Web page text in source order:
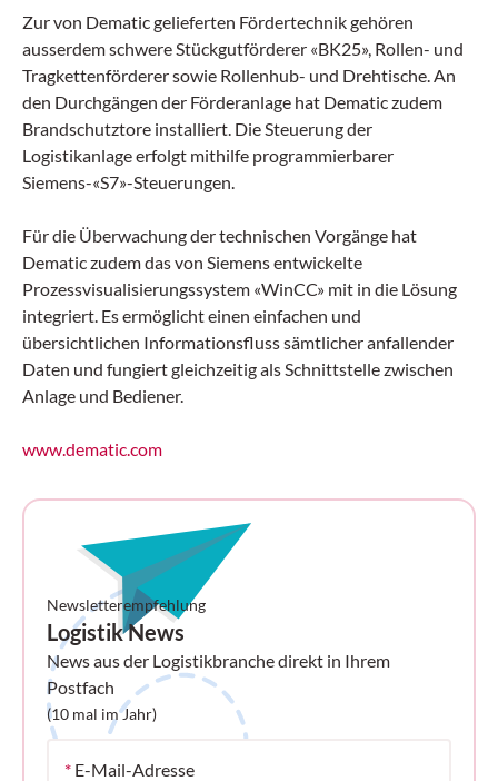
Zur von Dematic gelieferten Fördertechnik gehören
ausserdem schwere Stückgutförderer «BK25», Rollen- und
Tragkettenförderer sowie Rollenhub- und Drehtische. An
den Durchgängen der Förderanlage hat Dematic zudem
Brandschutztore installiert. Die Steuerung der
Logistikanlage erfolgt mithilfe programmierbarer
Siemens-«S7»-Steuerungen.
Für die Überwachung der technischen Vorgänge hat
Dematic zudem das von Siemens entwickelte
Prozessvisualisierungssystem «WinCC» mit in die Lösung
integriert. Es ermöglicht einen einfachen und
übersichtlichen Informationsfluss sämtlicher anfallender
Daten und fungiert gleichzeitig als Schnittstelle zwischen
Anlage und Bediener.
www.dematic.com
Newsletterempfehlung
Logistik News
News aus der Logistikbranche direkt in Ihrem
Postfach
(10 mal im Jahr)
* E-Mail-Adresse